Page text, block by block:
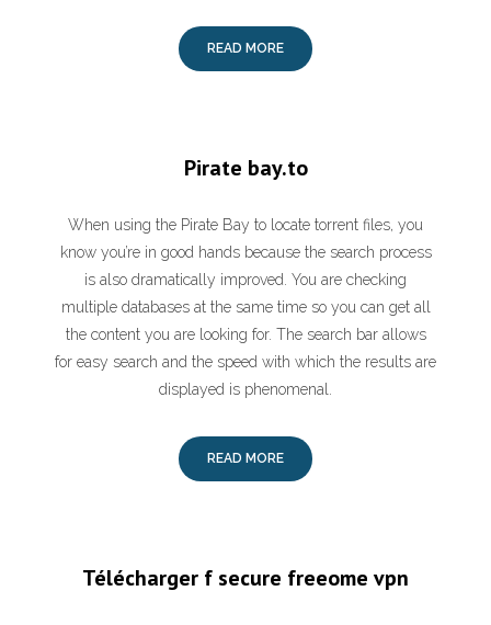
READ MORE
Pirate bay.to
When using the Pirate Bay to locate torrent files, you
know you’re in good hands because the search process
is also dramatically improved. You are checking
multiple databases at the same time so you can get all
the content you are looking for. The search bar allows
for easy search and the speed with which the results are
displayed is phenomenal.
READ MORE
Télécharger f secure freeome vpn